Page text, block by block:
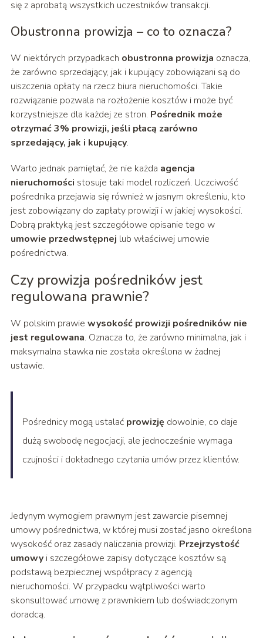
się z aprobatą wszystkich uczestników transakcji.
Obustronna prowizja – co to oznacza?
W niektórych przypadkach obustronna prowizja oznacza,
że zarówno sprzedający, jak i kupujący zobowiązani są do
uiszczenia opłaty na rzecz biura nieruchomości. Takie
rozwiązanie pozwala na rozłożenie kosztów i może być
korzystniejsze dla każdej ze stron. Pośrednik może
otrzymać 3% prowizji, jeśli płacą zarówno
sprzedający, jak i kupujący.
Warto jednak pamiętać, że nie każda agencja
nieruchomości stosuje taki model rozliczeń. Uczciwość
pośrednika przejawia się również w jasnym określeniu, kto
jest zobowiązany do zapłaty prowizji i w jakiej wysokości.
Dobrą praktyką jest szczegółowe opisanie tego w
umowie przedwstępnej lub właściwej umowie
pośrednictwa.
Czy prowizja pośredników jest
regulowana prawnie?
W polskim prawie wysokość prowizji pośredników nie
jest regulowana. Oznacza to, że zarówno minimalna, jak i
maksymalna stawka nie została określona w żadnej
ustawie.
Pośrednicy mogą ustalać prowizję dowolnie, co daje
dużą swobodę negocjacji, ale jednocześnie wymaga
czujności i dokładnego czytania umów przez klientów.
Jedynym wymogiem prawnym jest zawarcie pisemnej
umowy pośrednictwa, w której musi zostać jasno określona
wysokość oraz zasady naliczania prowizji. Przejrzystość
umowyi szczegółowe zapisy dotyczące kosztów są
podstawą bezpiecznej współpracy z agencją
nieruchomości. W przypadku wątpliwości warto
skonsultować umowę z prawnikiem lub doświadczonym
doradcą.